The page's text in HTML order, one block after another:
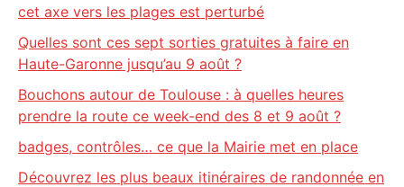
cet axe vers les plages est perturbé
Quelles sont ces sept sorties gratuites à faire en
Haute-Garonne jusqu’au 9 août ?
Bouchons autour de Toulouse : à quelles heures
prendre la route ce week-end des 8 et 9 août ?
badges, contrôles… ce que la Mairie met en place
Découvrez les plus beaux itinéraires de randonnée en